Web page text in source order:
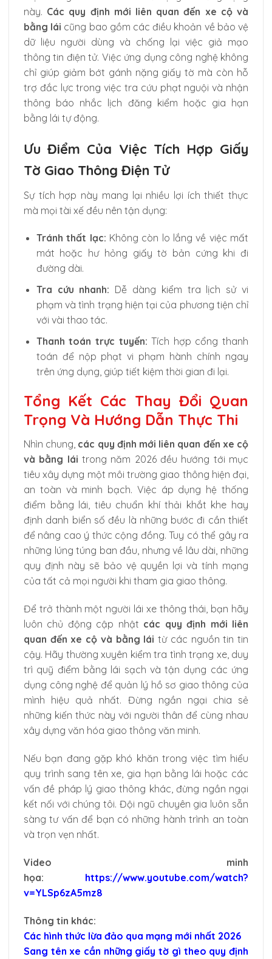
này. Các quy định mới liên quan đến xe cộ và
bằng lái cũng bao gồm các điều khoản về bảo vệ
dữ liệu người dùng và chống lại việc giả mạo
thông tin điện tử. Việc ứng dụng công nghệ không
chỉ giúp giảm bớt gánh nặng giấy tờ mà còn hỗ
trợ đắc lực trong việc tra cứu phạt nguội và nhận
thông báo nhắc lịch đăng kiểm hoặc gia hạn
bằng lái tự động.
Ưu Điểm Của Việc Tích Hợp Giấy
Tờ Giao Thông Điện Tử
Sự tích hợp này mang lại nhiều lợi ích thiết thực
mà mọi tài xế đều nên tận dụng:
Tránh thất lạc: Không còn lo lắng về việc mất
mát hoặc hư hỏng giấy tờ bản cứng khi đi
đường dài.
Tra cứu nhanh: Dễ dàng kiểm tra lịch sử vi
phạm và tình trạng hiện tại của phương tiện chỉ
với vài thao tác.
Thanh toán trực tuyến: Tích hợp cổng thanh
toán để nộp phạt vi phạm hành chính ngay
trên ứng dụng, giúp tiết kiệm thời gian đi lại.
Tổng Kết Các Thay Đổi Quan
Trọng Và Hướng Dẫn Thực Thi
Nhìn chung, các quy định mới liên quan đến xe cộ
và bằng lái trong năm 2026 đều hướng tới mục
tiêu xây dựng một môi trường giao thông hiện đại,
an toàn và minh bạch. Việc áp dụng hệ thống
điểm bằng lái, tiêu chuẩn khí thải khắt khe hay
định danh biển số đều là những bước đi cần thiết
để nâng cao ý thức cộng đồng. Tuy có thể gây ra
những lúng túng ban đầu, nhưng về lâu dài, những
quy định này sẽ bảo vệ quyền lợi và tính mạng
của tất cả mọi người khi tham gia giao thông.
Để trở thành một người lái xe thông thái, bạn hãy
luôn chủ động cập nhật các quy định mới liên
quan đến xe cộ và bằng lái từ các nguồn tin tin
cậy. Hãy thường xuyên kiểm tra tình trạng xe, duy
trì quỹ điểm bằng lái sạch và tận dụng các ứng
dụng công nghệ để quản lý hồ sơ giao thông của
mình hiệu quả nhất. Đừng ngần ngại chia sẻ
những kiến thức này với người thân để cùng nhau
xây dựng văn hóa giao thông văn minh.
Nếu bạn đang gặp khó khăn trong việc tìm hiểu
quy trình sang tên xe, gia hạn bằng lái hoặc các
vấn đề pháp lý giao thông khác, đừng ngần ngại
kết nối với chúng tôi. Đội ngũ chuyên gia luôn sẵn
sàng tư vấn để bạn có những hành trình an toàn
và trọn vẹn nhất.
Video minh
họa: https://www.youtube.com/watch?
v=YLSp6zA5mz8
Thông tin khác:
Các hình thức lừa đảo qua mạng mới nhất 2026
Sang tên xe cần những giấy tờ gì theo quy định